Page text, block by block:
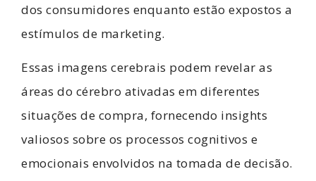
dos consumidores enquanto estão expostos a
estímulos de marketing.
Essas imagens cerebrais podem revelar as
áreas do cérebro ativadas em diferentes
situações de compra, fornecendo insights
valiosos sobre os processos cognitivos e
emocionais envolvidos na tomada de decisão.